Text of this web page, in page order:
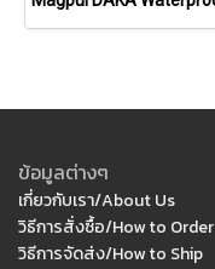
ข้อมูลต่างๆ
เกี่ยวกับเรา/About Us
วิธีการสั่งซื้อ/How to Order
วิธีการจัดส่ง/How to Ship